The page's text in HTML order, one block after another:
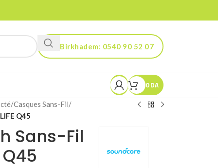
Birkhadem: 0540 90 52 07
Kouba: 0560 90 52 03
0DA
/Casques Sans-Fil/
Q45
Sans-Fil
Q45